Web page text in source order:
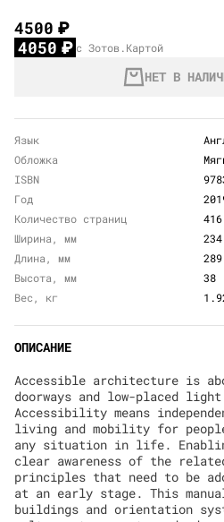
4500₽
4050₽ с Зотов.Картой
НЕТ В
Язык
Обложка
ISBN
Год
Количество страниц
416
Ширина, мм
234
Длина, мм
289
Высота, мм
38
Вес, кг
ОПИСАНИЕ
Accessible architecture is
doorways and low-placed
Accessibility means
living and mobility for
any situation in life.
clear awareness of the
principles that need to be
at an early stage. This
buildings and orientation